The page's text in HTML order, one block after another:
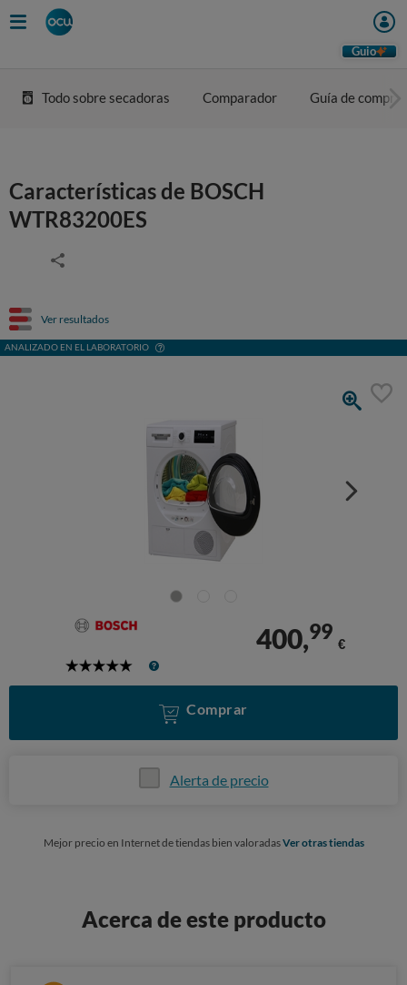
Guio
Todo sobre secadoras Comparador Guía de compra
Características de BOSCH
WTR83200ES
Ver resultados
ANALIZADO EN EL LABORATORIO
5
400,99
€
Comprar
Alerta de precio
Mejor precio en Internet de tiendas bien valoradasVer otras tiendas
Acerca de este producto